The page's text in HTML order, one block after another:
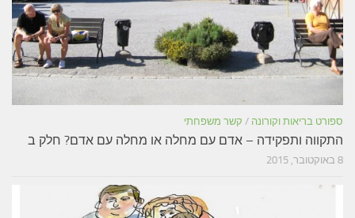
ספורט בריאות וקורונה / קשר משפחתי
התקווה ותפקידה – אדם עם מחלה או מחלה עם אדם? חלק ב
8 באוקטובר, 2015